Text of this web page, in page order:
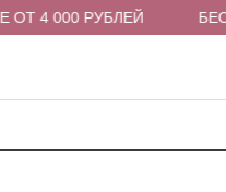
4 000 РУБЛЕЙ